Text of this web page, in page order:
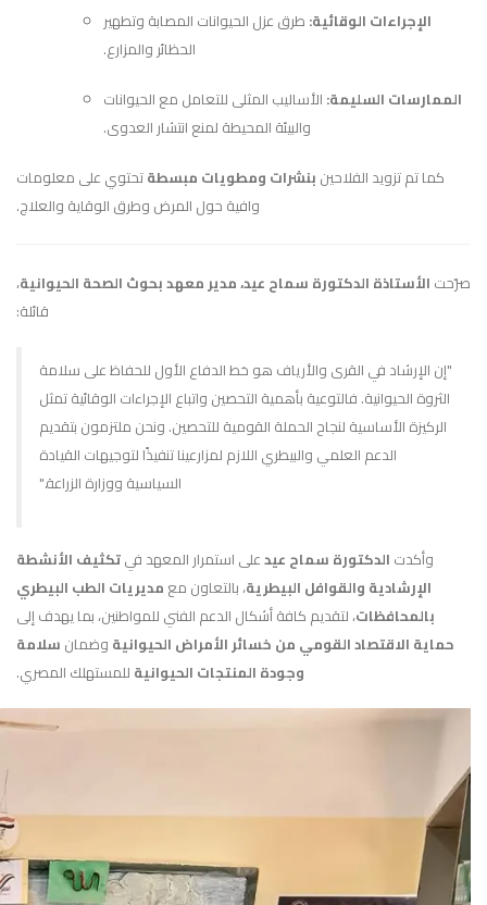
الإجراءات الوقائية: طرق عزل الحيوانات المصابة وتطهير
الحظائر والمزارع.
الممارسات السليمة: الأساليب المثلى للتعامل مع الحيوانات
والبيئة المحيطة لمنع انتشار العدوى.
كما تم تزويد الفلاحين بنشرات ومطويات مبسطةتحتوي على معلومات
وافية حول المرض وطرق الوقاية والعلاج.
صرّحت الأستاذة الدكتورة سماح عيد، مدير معهد بحوث الصحة الحيوانية،
قائلة:
"إن الإرشاد في القرى والأرياف هو خط الدفاع الأول للحفاظ على سلامة
الثروة الحيوانية. فالتوعية بأهمية التحصين واتباع الإجراءات الوقائية تمثل
الركيزة الأساسية لنجاح الحملة القومية للتحصين. ونحن ملتزمون بتقديم
الدعم العلمي والبيطري اللازم لمزارعينا تنفيذًا لتوجيهات القيادة
السياسية ووزارة الزراعة."
وأكدت الدكتورة سماح عيدعلى استمرار المعهد فيتكثيف الأنشطة
الإرشادية والقوافل البيطرية، بالتعاون مع مديريات الطب البيطري
بالمحافظات، لتقديم كافة أشكال الدعم الفني للمواطنين، بما يهدف إلى
حماية الاقتصاد القومي من خسائر الأمراض الحيوانية وضمان سلامة
وجودة المنتجات الحيوانية للمستهلك المصري.